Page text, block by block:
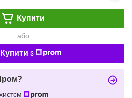
Купити
або
Купити з